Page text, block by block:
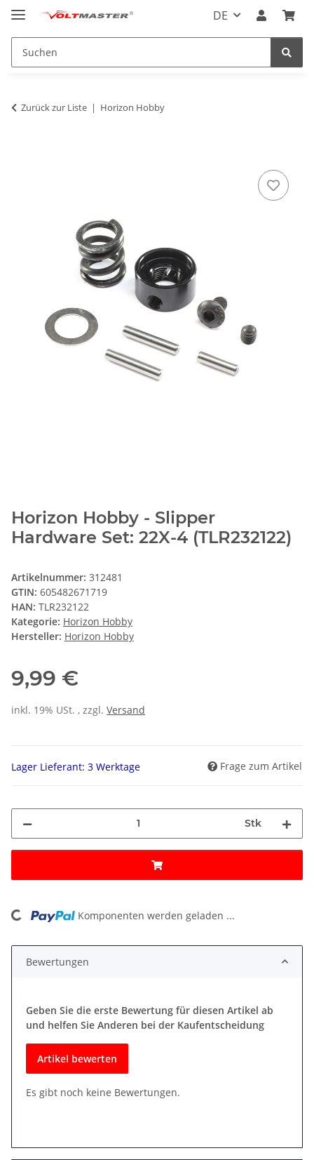
DE
Zurück zur Liste Horizon Hobby
Horizon Hobby - Slipper
Hardware Set: 22X-4 (TLR232122)
Artikelnummer: 312481
GTIN: 605482671719
HAN: TLR232122
Kategorie: Horizon Hobby
Hersteller: Horizon Hobby
9,99 €
inkl. 19% USt. , zzgl. Versand
Lager Lieferant: 3 Werktage Frage zum Artikel
Stk
Loading... Komponenten werden geladen ...
Bewertungen
Geben Sie die erste Bewertung für diesen Artikel ab
und helfen Sie Anderen bei der Kaufentscheidung
Artikel bewerten
Es gibt noch keine Bewertungen.